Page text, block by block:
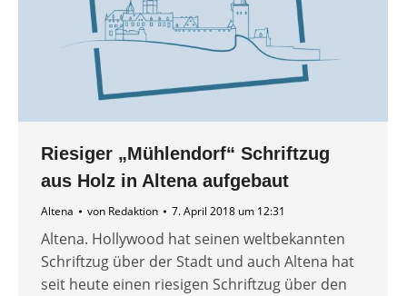
Riesiger „Mühlendorf“ Schriftzug
aus Holz in Altena aufgebaut
Altena von Redaktion 7. April 2018 um 12:31
Altena. Hollywood hat seinen weltbekannten
Schriftzug über der Stadt und auch Altena hat
seit heute einen riesigen Schriftzug über den